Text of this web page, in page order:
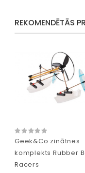
REKOMENDĒTĀS
Geek&Co zinātnes
komplekts Rubber
Racers